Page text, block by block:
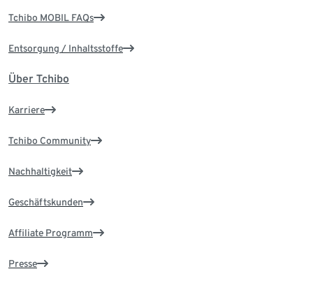
Tchibo MOBIL FAQs
Entsorgung / Inhaltsstoffe
Über Tchibo
Karriere
Tchibo Community
Nachhaltigkeit
Geschäftskunden
Affiliate Programm
Presse